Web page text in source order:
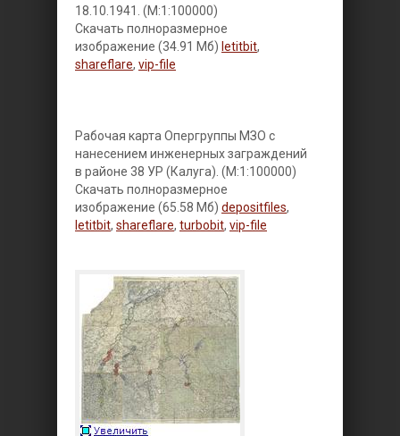
18.10.1941. (М:1:100000)
Скачать полноразмерное
изображение (34.91 Мб) letitbit,
shareflare, vip-file
Рабочая карта Опергруппы МЗО с
нанесением инженерных заграждений
в районе 38 УР (Калуга). (М:1:100000)
Скачать полноразмерное
изображение (65.58 Мб) depositfiles,
letitbit, shareflare, turbobit, vip-file